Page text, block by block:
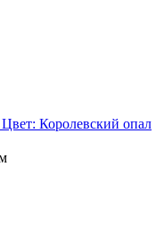
Королевский опал